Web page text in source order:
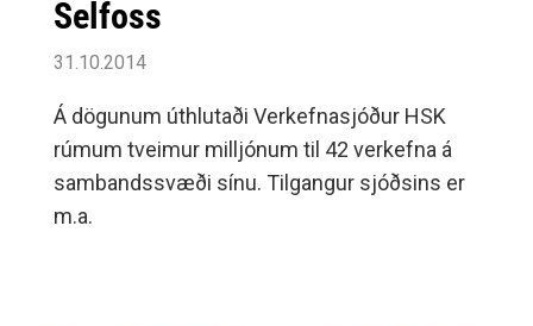
Selfoss
31.10.2014
Á dögunum úthlutaði Verkefnasjóður HSK
rúmum tveimur milljónum til 42 verkefna á
sambandssvæði sínu. Tilgangur sjóðsins er
m.a.